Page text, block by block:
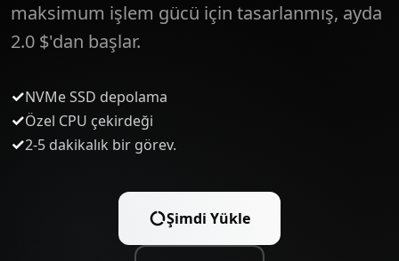
maksimum işlem gücü için tasarlanmış, ayda
2.0 $'dan başlar.
✓NVMe SSD depolama
✓Özel CPU çekirdeği
✓2-5 dakikalık bir görev.
Şimdi Yükle